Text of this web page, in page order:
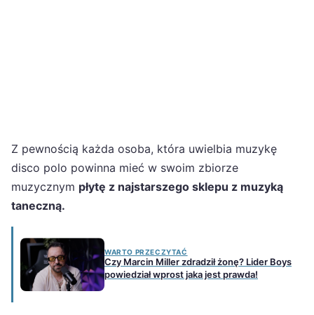
Z pewnością każda osoba, która uwielbia muzykę
disco polo powinna mieć w swoim zbiorze
muzycznym płytę z najstarszego sklepu z muzyką
taneczną.
WARTO PRZECZYTAĆ
Czy Marcin Miller zdradził żonę? Lider Boys
powiedział wprost jaka jest prawda!